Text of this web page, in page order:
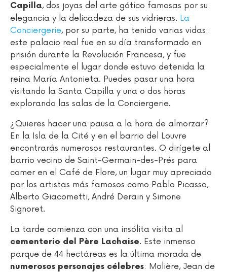
Capilla, dos joyas del arte gótico famosas por su
elegancia y la delicadeza de sus vidrieras. La
Conciergerie, por su parte, ha tenido varias vidas:
este palacio real fue en su día transformado en
prisión durante la Revolución Francesa, y fue
especialmente el lugar donde estuvo detenida la
reina María Antonieta. Puedes pasar una hora
visitando la Santa Capilla y una o dos horas
explorando las salas de la Conciergerie.
¿Quieres hacer una pausa a la hora de almorzar?
En la Isla de la Cité y en el barrio del Louvre
encontrarás numerosos restaurantes. O dirígete al
barrio vecino de Saint-Germain-des-Prés para
comer en el Café de Flore, un lugar muy apreciado
por los artistas más famosos como Pablo Picasso,
Alberto Giacometti, André Derain y Simone
Signoret.
La tarde comienza con una insólita visita al
cementerio del Père Lachaise. Este inmenso
parque de 44 hectáreas es la última morada de
numerosos personajes célebres: Molière, Jean de